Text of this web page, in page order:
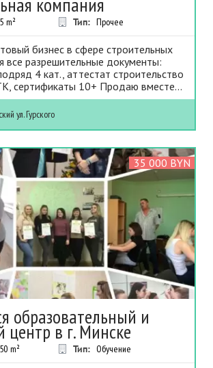
m² Тип: Прочее
бизнес в сфере строительных
все разрешительные документы:
4 кат., аттестат строительство
сертификаты 10+ Продаю вместе...
ул. Гурского
35 000 BYN
образовательный и
центр в г. Минске
m² Тип: Обучение